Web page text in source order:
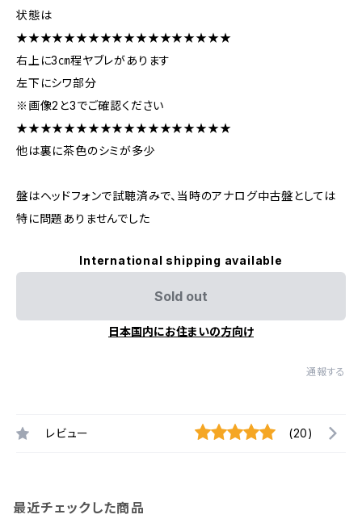
状態は
★★★★★★★★★★★★★★★★★★
右上に3㎝程ヤブレがあります
左下にシワ部分
※画像2と3でご確認ください
★★★★★★★★★★★★★★★★★★
他は裏に茶色のシミが多少
盤はヘッドフォンで試聴済みで、当時のアナログ中古盤としては
特に問題ありませんでした
International shipping available
Sold out
日本国内にお住まいの方向け
通報する
レビュー (20)
最近チェックした商品